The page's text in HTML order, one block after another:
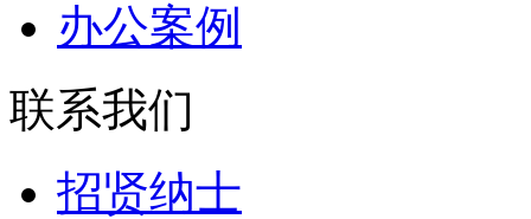
办公案例
联系我们
招贤纳士